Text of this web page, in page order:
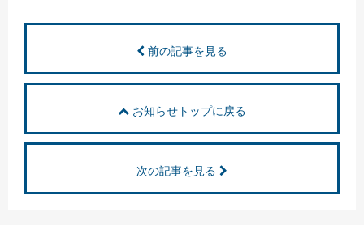
前の記事を見る
お知らせトップに戻る
次の記事を見る